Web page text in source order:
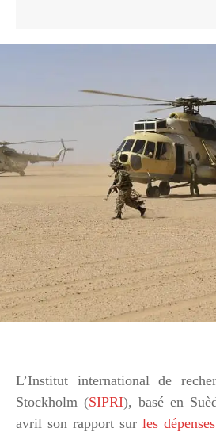
L’Institut international de
Stockholm (SIPRI), basé en
avril son rapport sur les